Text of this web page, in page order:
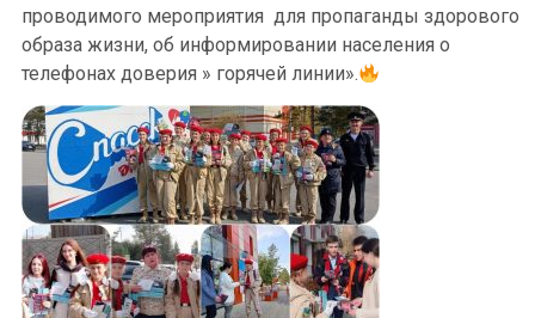
проводимого мероприятия для пропаганды здорового
образа жизни, об информировании населения о
телефонах доверия » горячей линии».